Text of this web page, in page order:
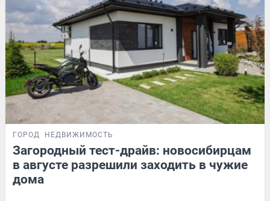
ГОРОД НЕДВИЖИМОСТЬ
Загородный тест-драйв: новосибирцам
в августе разрешили заходить в чужие
дома